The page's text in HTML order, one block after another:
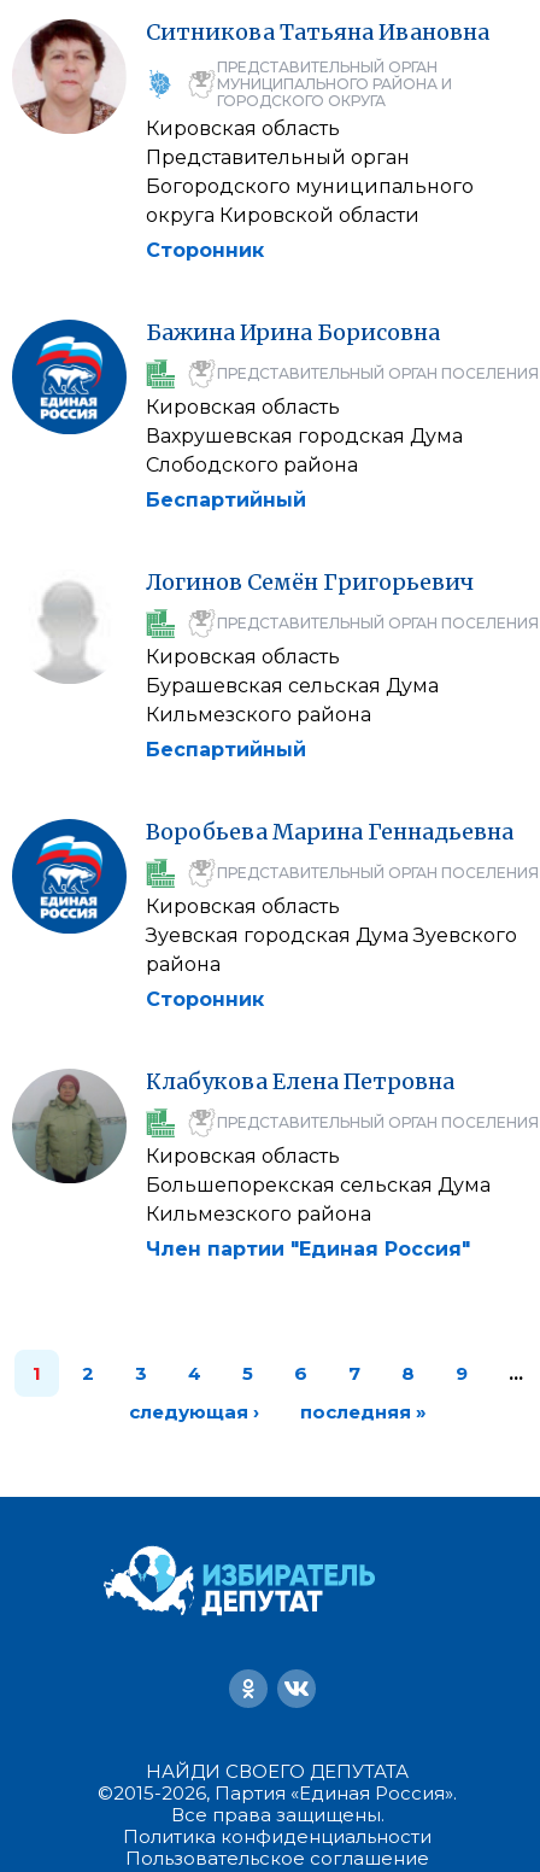
СитниковаТатьянаИвановна
ПРЕДСТАВИТЕЛЬНЫЙ ОРГАН
МУНИЦИПАЛЬНОГО РАЙОНА И
ГОРОДСКОГО ОКРУГА
Кировская область
Представительный орган
Богородского муниципального
округа Кировской области
Сторонник
БажинаИрина Борисовна
ПРЕДСТАВИТЕЛЬНЫЙ ОРГАН ПОСЕЛЕНИЯ
Кировская область
Вахрушевская городская Дума
Слободского района
Беспартийный
Логинов Семён Григорьевич
ПРЕДСТАВИТЕЛЬНЫЙ ОРГАН ПОСЕЛЕНИЯ
Кировская область
Бурашевская сельская Дума
Кильмезского района
Беспартийный
ВоробьеваМарина Геннадьевна
ПРЕДСТАВИТЕЛЬНЫЙ ОРГАН ПОСЕЛЕНИЯ
Кировская область
Зуевская городская Дума Зуевского
района
Сторонник
КлабуковаЕленаПетровна
ПРЕДСТАВИТЕЛЬНЫЙ ОРГАН ПОСЕЛЕНИЯ
Кировская область
Большепорекская сельская Дума
Кильмезского района
Член партии "Единая Россия"
1 2 3 4 5 6 7 8 9
…
следующая ›
последняя »
НАЙДИ СВОЕГО ДЕПУТАТА
©2015-2026, Партия «Единая Россия».
Все права защищены.
Политика конфиденциальности
Пользовательское соглашение